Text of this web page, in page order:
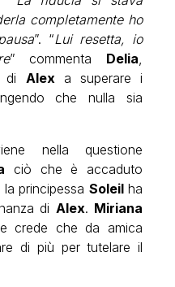
completamente ho
”. “Lui resetta, io
” commenta Delia,
di Alexa superare i
che nulla sia
nella questione
ciò che è accaduto
principessa Soleilha
di Alex. Miriana
crede che da amica
di più per tutelare il